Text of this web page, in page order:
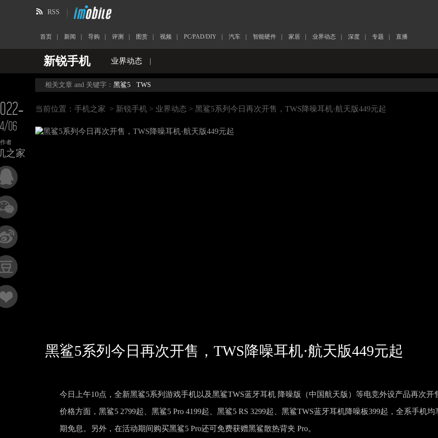
RSS
首页 新闻 导购 评测 图赏 视频 PC/PAD/DIY 汽车 智能硬件 家居 业界动态 深度 专题 直播
新锐手机 业界动态 |
06
作者
之家
相关文章 and 关键字： 黑鲨5 TWS
当前位置： 手机之家 > 新锐手机 > 业界动态 > 黑鲨5系列今日再次开售，TWS降噪耳机·航天版449元起
黑鲨5系列今日再次开售，TWS降噪耳机·航天版449元起
今日上午10点，全新黑鲨5系列游戏手机以及黑鲨TWS蓝牙耳机 降噪版（中国航天版）等电竞外设产品再次开
价格方面，黑鲨5 2799起、黑鲨5 Pro 4199起、黑鲨5 RS 3299起、黑鲨TWS蓝牙耳机降噪板399起，全系手机均
期免息。另外，在活动期间购买黑鲨5 Pro还可免费获赠黑鲨散热背夹 Pro。